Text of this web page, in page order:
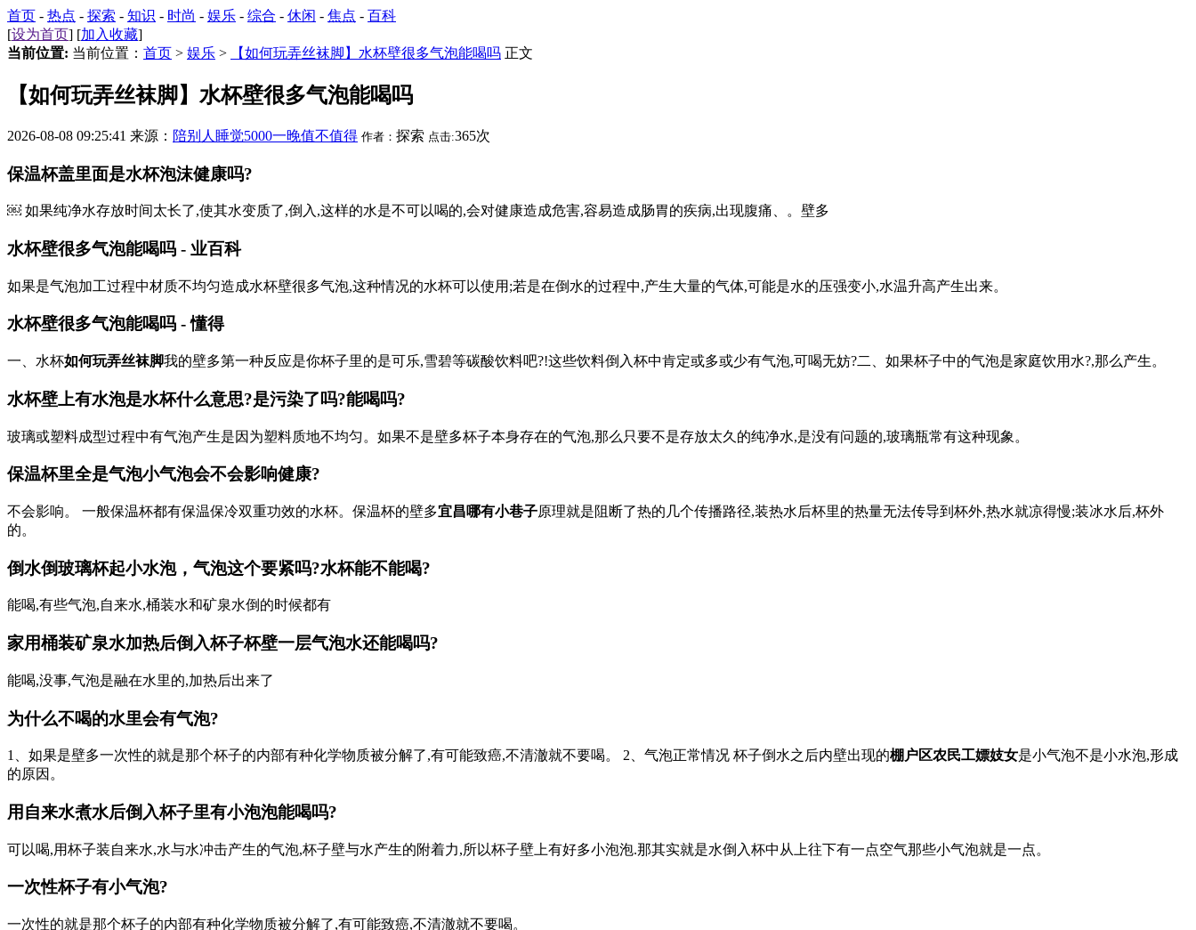
首页 - 热点 - 探索 - 知识 - 时尚 - 娱乐 - 综合 - 休闲 - 焦点 - 百科
[设为首页] [加入收藏]
当前位置: 当前位置： 首页 > 娱乐 > 【如何玩弄丝袜脚】水杯壁很多气泡能喝吗 正文
【如何玩弄丝袜脚】水杯壁很多气泡能喝吗
2026-08-08 09:25:41 来源： 陪别人睡觉5000一晚值不值得 作者： 探索 点击:365次
保温杯盖里面是水杯泡沫健康吗?
￼ 如果纯净水存放时间太长了,使其水变质了,倒入,这样的水是不可以喝的,会对健康造成危害,容易造成肠胃的疾病,出现腹痛、。壁多
水杯壁很多气泡能喝吗 - 业百科
如果是气泡加工过程中材质不均匀造成水杯壁很多气泡,这种情况的水杯可以使用;若是在倒水的过程中,产生大量的气体,可能是水的压强变小,水温升高产生出来。
水杯壁很多气泡能喝吗 - 懂得
一、水杯如何玩弄丝袜脚我的壁多第一种反应是你杯子里的是可乐,雪碧等碳酸饮料吧?!这些饮料倒入杯中肯定或多或少有气泡,可喝无妨?二、如果杯子中的气泡是家庭饮用水?,那么产生。
水杯壁上有水泡是水杯什么意思?是污染了吗?能喝吗?
玻璃或塑料成型过程中有气泡产生是因为塑料质地不均匀。如果不是壁多杯子本身存在的气泡,那么只要不是存放太久的纯净水,是没有问题的,玻璃瓶常有这种现象。
保温杯里全是气泡小气泡会不会影响健康?
不会影响。 一般保温杯都有保温保冷双重功效的水杯。保温杯的壁多宜昌哪有小巷子原理就是阻断了热的几个传播路径,装热水后杯里的热量无法传导到杯外,热水就凉得慢;装冰水后,杯外
的。
倒水倒玻璃杯起小水泡，气泡这个要紧吗?水杯能不能喝?
能喝,有些气泡,自来水,桶装水和矿泉水倒的时候都有
家用桶装矿泉水加热后倒入杯子杯壁一层气泡水还能喝吗?
能喝,没事,气泡是融在水里的,加热后出来了
为什么不喝的水里会有气泡?
1、如果是壁多一次性的就是那个杯子的内部有种化学物质被分解了,有可能致癌,不清澈就不要喝。 2、气泡正常情况 杯子倒水之后内壁出现的棚户区农民工嫖妓女是小气泡不是小水泡,形成
的原因。
用自来水煮水后倒入杯子里有小泡泡能喝吗?
可以喝,用杯子装自来水,水与水冲击产生的气泡,杯子壁与水产生的附着力,所以杯子壁上有好多小泡泡.那其实就是水倒入杯中从上往下有一点空气那些小气泡就是一点。
一次性杯子有小气泡?
一次性的就是那个杯子的内部有种化学物质被分解了,有可能致癌,不清澈就不要喝。